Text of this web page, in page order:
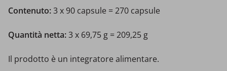
Contenuto:3 x 90 capsule = 270 capsule
Quantità netta:3 x 69,75 g = 209,25 g
Il prodotto è un integratore alimentare.